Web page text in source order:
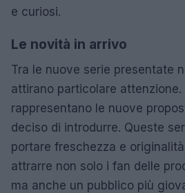
e curiosi.
Le novità in arrivo
Tra le nuove serie presentate
attirano particolare
rappresentano le nuove
deciso di introdurre. Queste
portare freschezza e
attrarre non solo i fan delle
ma anche un pubblico più